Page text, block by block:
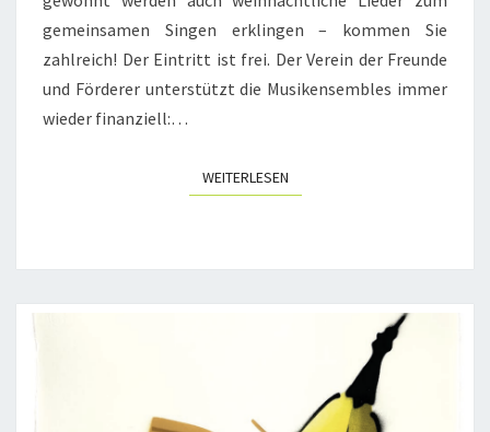
gemeinsamen Singen erklingen – kommen Sie
zahlreich! Der Eintritt ist frei. Der Verein der Freunde
und Förderer unterstützt die Musikensembles immer
wieder finanziell:…
WEITERLESENWEITERLESEN